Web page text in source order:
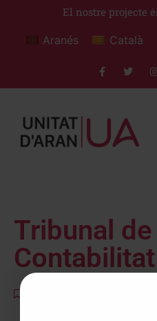
El nostre projecte
Aranés Català
Tribunal